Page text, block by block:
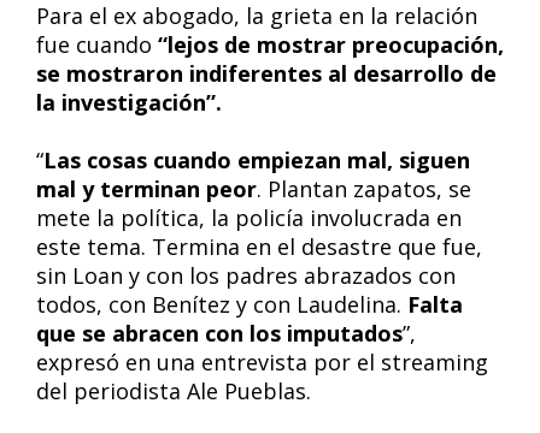
Para el ex abogado, la grieta en la relación
fue cuando “lejos de mostrar preocupación,
se mostraron indiferentes al desarrollo de
la investigación”.
“Las cosas cuando empiezan mal, siguen
mal y terminan peor. Plantan zapatos, se
mete la política, la policía involucrada en
este tema. Termina en el desastre que fue,
sin Loan y con los padres abrazados con
todos, con Benítez y con Laudelina. Falta
que se abracen con los imputados”,
expresó en una entrevista por el streaming
del periodista Ale Pueblas.